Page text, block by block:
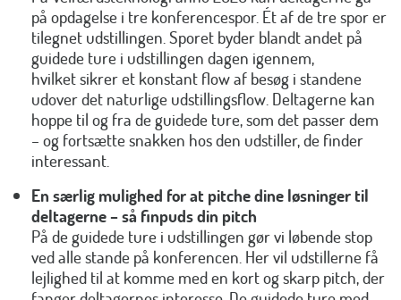
på opdagelse i tre konferencespor. Ét af de tre spor er
tilegnet udstillingen. Sporet byder blandt andet på
guidede ture i udstillingen dagen igennem,
hvilketsikrer et konstant flow af besøg i standene
udover det naturlige udstillingsflow. Deltagerne kan
hoppe til og fra de guidede ture, som det passer dem
– og fortsætte snakken hos den udstiller, de finder
interessant.
En særlig mulighed for at pitche dine løsninger til
deltagerne – så finpuds din pitch
På de guidede ture i udstillingen gør vi løbende stop
ved alle stande på konferencen. Her vil udstillerne få
lejlighed til at komme med en kort og skarp pitch, der